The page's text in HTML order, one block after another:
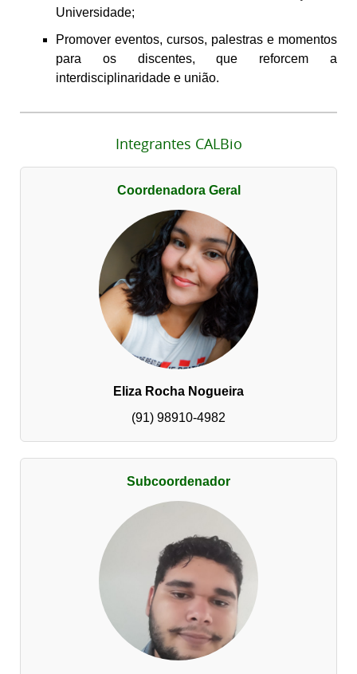
Universidade;
Promover eventos, cursos, palestras e momentos
para os discentes, que reforcem a
interdisciplinaridade e união.
Integrantes CALBio
Coordenadora Geral
Eliza Rocha Nogueira
(91) 98910-4982
Subcoordenador